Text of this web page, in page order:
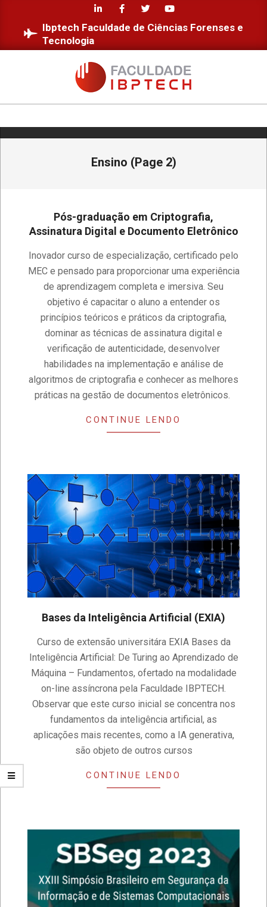
content
Ibptech Faculdade de Ciências Forenses e
Tecnologia
FACULDADE
IBPTECH
Ensino (Page 2)
Pós-graduação em Criptografia,
Assinatura Digital e Documento Eletrônico
03-
26
Inovador curso de especialização, certificado pelo
MEC e pensado para proporcionar uma experiência
de aprendizagem completa e imersiva. Seu
objetivo é capacitar o aluno a entender os
princípios teóricos e práticos da criptografia,
dominar as técnicas de assinatura digital e
verificação de autenticidade, desenvolver
habilidades na implementação e análise de
algoritmos de criptografia e conhecer as melhores
práticas na gestão de documentos eletrônicos.
CONTINUE LENDO
Bases da Inteligência Artificial (EXIA)
03-
24
Curso de extensão universitára EXIA Bases da
Inteligência Artificial: De Turing ao Aprendizado de
Máquina – Fundamentos, ofertado na modalidade
on-line assíncrona pela Faculdade IBPTECH.
Observar que este curso inicial se concentra nos
fundamentos da inteligência artificial, as
aplicações mais recentes, como a IA generativa,
são objeto de outros cursos
CONTINUE LENDO